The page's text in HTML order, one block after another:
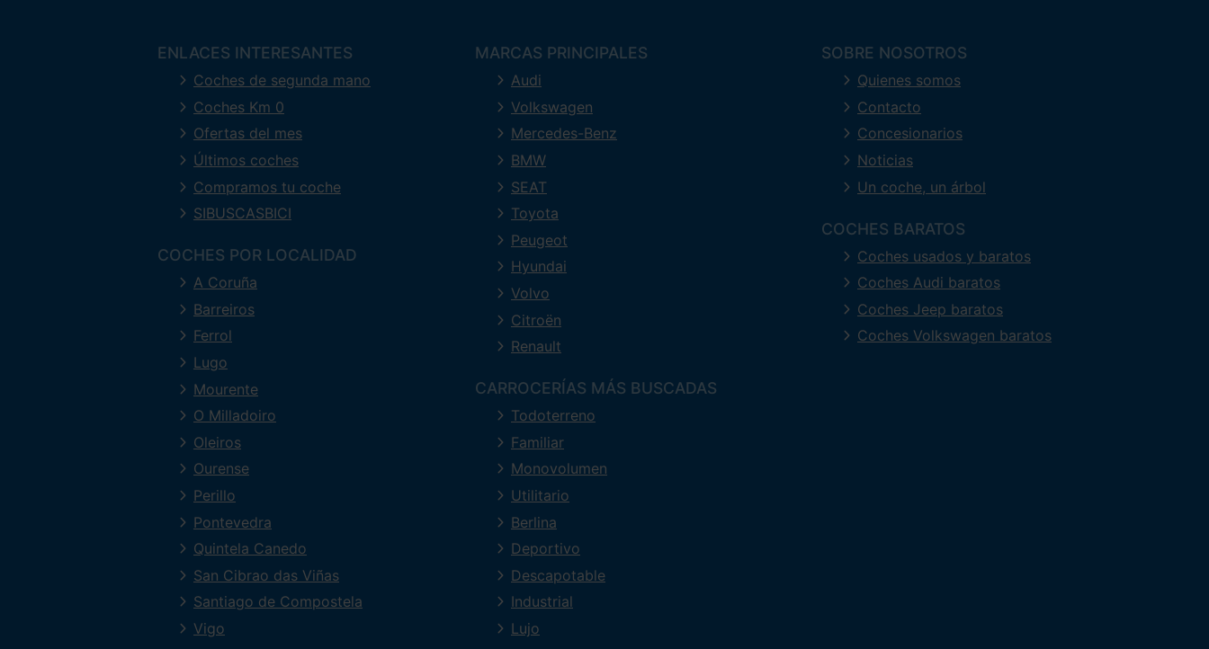
ENLACES INTERESANTES
Coches de segunda mano
Coches Km 0
Ofertas del mes
Últimos coches
Compramos tu coche
SIBUSCASBICI
COCHES POR LOCALIDAD
A Coruña
Barreiros
Ferrol
Lugo
Mourente
O Milladoiro
Oleiros
Ourense
Perillo
Pontevedra
Quintela Canedo
San Cibrao das Viñas
Santiago de Compostela
Vigo
MARCAS PRINCIPALES
Audi
Volkswagen
Mercedes-Benz
BMW
SEAT
Toyota
Peugeot
Hyundai
Volvo
Citroën
Renault
CARROCERÍAS MÁS BUSCADAS
Todoterreno
Familiar
Monovolumen
Utilitario
Berlina
Deportivo
Descapotable
Industrial
Lujo
SOBRE NOSOTROS
Quienes somos
Contacto
Concesionarios
Noticias
Un coche, un árbol
COCHES BARATOS
Coches usados y baratos
Coches Audi baratos
Coches Jeep baratos
Coches Volkswagen baratos